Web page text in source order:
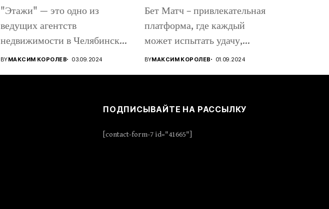
"Этажи" — это одно из
ведущих агентств
недвижимости в Челябинске,
предлагающее широкий...
BYМАКСИМ КОРОЛЕВ 03.09.2024
Бет Матч – привлекательная
платформа, где каждый
может испытать удачу,
проявить стратегическое...
BYМАКСИМ КОРОЛЕВ 01.09.2024
ПОДПИСЫВАЙТЕ НА РАССЫЛКУ
[contact-form-7 id="41665"]